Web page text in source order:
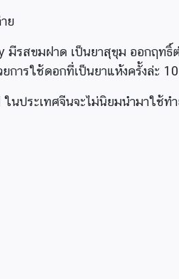
ย
รสขมฝาด เป็นยาสุขุม ออกฤทธิ์
การใช้ดอกที่เป็นยาแห้งครั้งล่ะ
ประเทศจีนจะไม่นิยมนำมาใช้ท